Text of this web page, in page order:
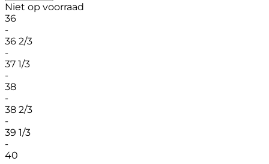
Niet op voorraad
36
-
36 2/3
-
37 1/3
-
38
-
38 2/3
-
39 1/3
-
40